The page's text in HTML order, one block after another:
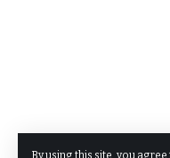
By using this site, you agree